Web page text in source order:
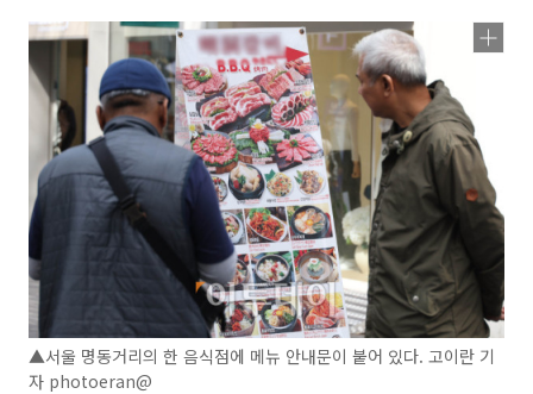
▲서울 명동거리의 한 음식점에 메뉴 안내문이 붙어 있다. 고이란 기
자 photoeran@